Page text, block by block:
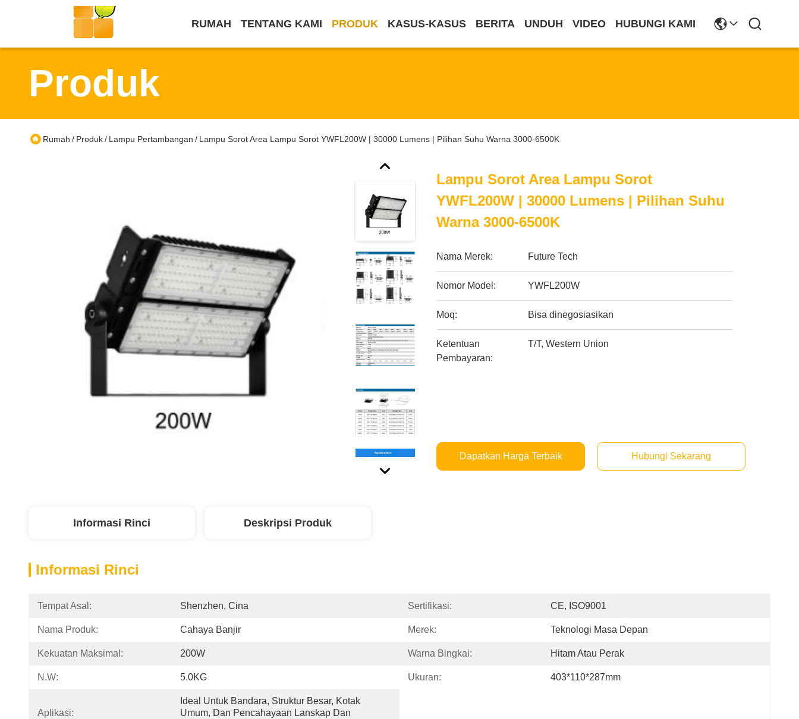
RUMAH TENTANG KAMI PRODUK KASUS-KASUS BERITA UNDUH VIDEO HUBUNGI KAMI
Produk
Rumah / Produk/ Lampu Pertambangan / Lampu Sorot Area Lampu Sorot YWFL200W | 30000 Lumens | Pilihan Suhu Warna 3000-6500K
Lampu Sorot Area Lampu Sorot
YWFL200W | 30000 Lumens | Pilihan Suhu
Warna 3000-6500K
Nama Merek: Future Tech
Nomor Model: YWFL200W
Moq: Bisa dinegosiasikan
Ketentuan
Pembayaran:
T/T, Western Union
Dapatkan Harga Terbaik Hubungi Sekarang
Informasi Rinci Deskripsi Produk
Informasi Rinci
Tempat Asal: Shenzhen, Cina Sertifikasi: CE, ISO9001
Nama Produk: Cahaya Banjir Merek: Teknologi Masa Depan
Kekuatan Maksimal: 200W Warna Bingkai: Hitam Atau Perak
N.W: 5.0KG Ukuran: 403*110*287mm
Aplikasi:
Ideal Untuk Bandara, Struktur Besar, Kotak
Umum, Dan Pencahayaan Lanskap Dan